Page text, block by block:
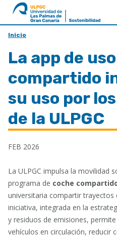
ULPGC
inicio
Inicio
La app de
compartido
su uso por
de la ULPGC
FEB 2026
La ULPGC impulsa la movilidad
programa de coche
universitaria compartir trayectos
iniciativa, integrada en la
y residuos de emisiones,
vehículos en circulación, reducir